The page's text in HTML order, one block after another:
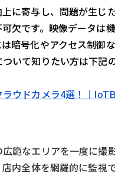
に寄与し、問題が生じ
欠です。映像データ
暗号化やアクセス制御
いて知りたい方は下記
ウドカメラ4選！｜
範なエリアを一度に
内全体を網羅的に監